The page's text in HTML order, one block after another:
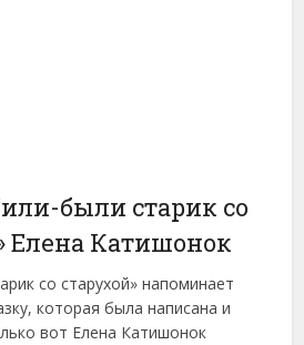
были старик со
Елена Катишонок
со старухой» напоминает
которая была написана и
вот Елена Катишонок